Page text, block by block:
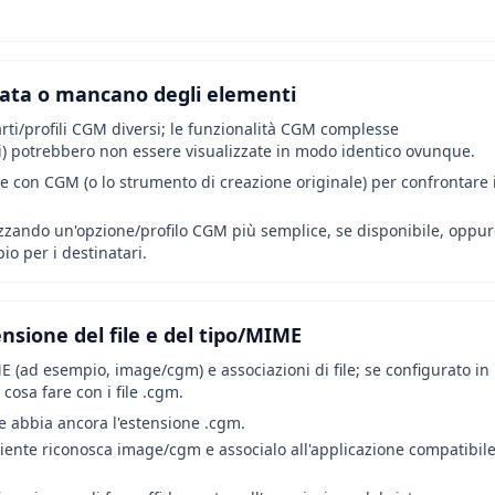
o mancano degli elementi
profili CGM diversi; le funzionalità CGM complesse
non essere visualizzate in modo identico ovunque.
con CGM (o lo strumento di creazione originale) per confrontare
un'opzione/profilo CGM più semplice, se disponibile,
per i destinatari.
del file e del tipo/MIME
(ad esempio, image/cgm) e associazioni di file; se configurato in
fare con i file .cgm.
abbia ancora l'estensione .cgm.
riconosca image/cgm e associalo all'applicazione compatibile